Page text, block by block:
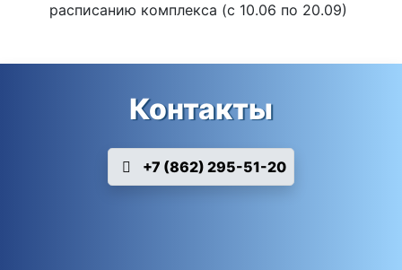
расписанию комплекса (с 10.06 по 20.09)
Контакты
+7 (862) 295-51-20